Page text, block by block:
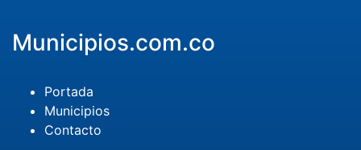
Municipios.com.co
Portada
Municipios
Contacto